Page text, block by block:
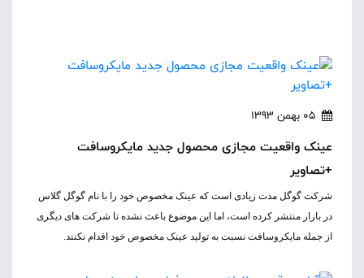
05 بهمن 1393
عینک واقعیت مجازی محصول جدید مایکروسافت
+تصاویر
شرکت گوگل مدت زیادی است که عینک مخصوص خود را با نام گوگل گلاس
در بازار منتشر کرده است، اما این موضوع باعث نشده تا شرکت های دیگری
از جمله مایکروسافت نسبت به تولید عینک مخصوص خود اقدام نکنند.